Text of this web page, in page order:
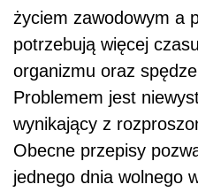
życiem zawodowym a
potrzebują więcej
organizmu oraz
Problemem jest
wynikający z
Obecne przepisy
jednego dnia wolnego